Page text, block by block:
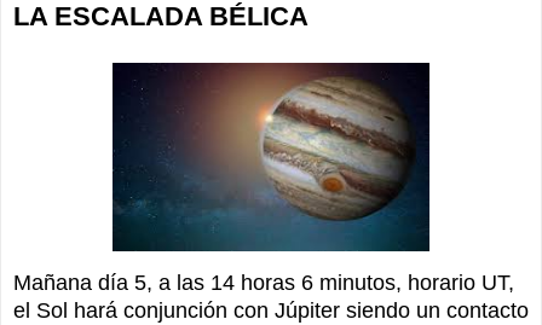
LA ESCALADA BÉLICA
Mañana día 5, a las 14 horas 6 minutos, horario UT,
el Sol hará conjunción con Júpiter siendo un contacto